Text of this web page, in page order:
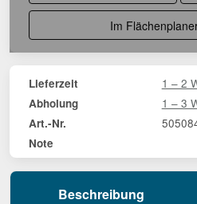
Im
Lieferzeit 1 – 2
Abholung 1 – 3
Art.-Nr.
Note
Beschreibung